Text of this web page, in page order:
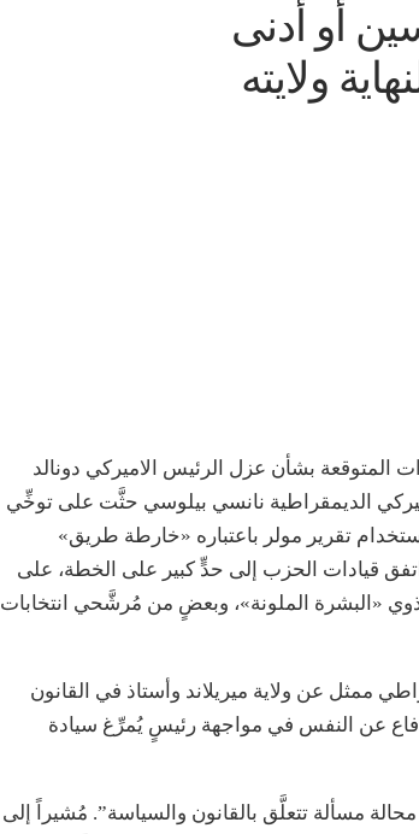
أو أدنى
ولايته
المتوقعة بشأن عزل الرئيس الاميركي دونالد
الديمقراطية نانسي بيلوسي حثَّت على توخِّي
تقرير مولر باعتباره «خارطة طريق»
قيادات الحزب إلى حدٍّ كبير على الخطة، على
ذوي «البشرة الملونة»، وبعضٍ من مُرشَّحي انتخابات
عن ولاية ميريلاند وأستاذ في القانون
عن النفس في مواجهة رئيسٍ يُمرِّغ سيادة
مسألة تتعلَّق بالقانون والسياسة”. مُشيراً إلى